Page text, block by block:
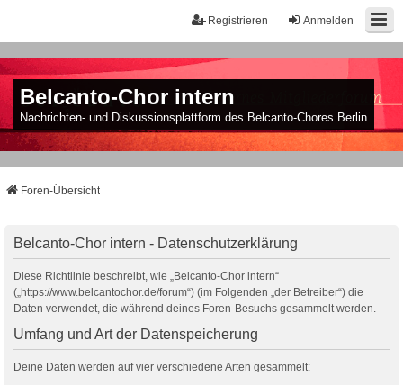
Anmelden
Registrieren
Belcanto-Chor intern
Nachrichten- und Diskussionsplattform des Belcanto-Chores Berlin
Foren-Übersicht
Belcanto-Chor intern - Datenschutzerklärung
Diese Richtlinie beschreibt, wie „Belcanto-Chor intern“
(„https://www.belcantochor.de/forum“) (im Folgenden „der Betreiber“) die
Daten verwendet, die während deines Foren-Besuchs gesammelt werden.
Umfang und Art der Datenspeicherung
Deine Daten werden auf vier verschiedene Arten gesammelt: